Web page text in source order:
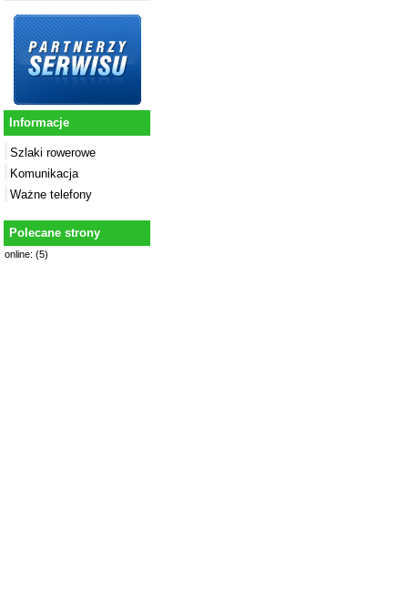
Informacje
Szlaki rowerowe
Komunikacja
Ważne telefony
Polecane strony
online: (5)